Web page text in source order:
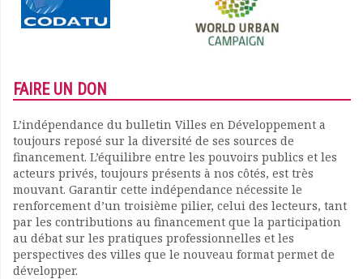
FAIRE UN DON
L’indépendance du bulletin Villes en Développement a
toujours reposé sur la diversité de ses sources de
financement. L’équilibre entre les pouvoirs publics et les
acteurs privés, toujours présents à nos côtés, est très
mouvant. Garantir cette indépendance nécessite le
renforcement d’un troisième pilier, celui des lecteurs, tant
par les contributions au financement que la participation
au débat sur les pratiques professionnelles et les
perspectives des villes que le nouveau format permet de
développer.